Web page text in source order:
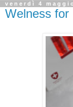
venerdì 4
Welness for